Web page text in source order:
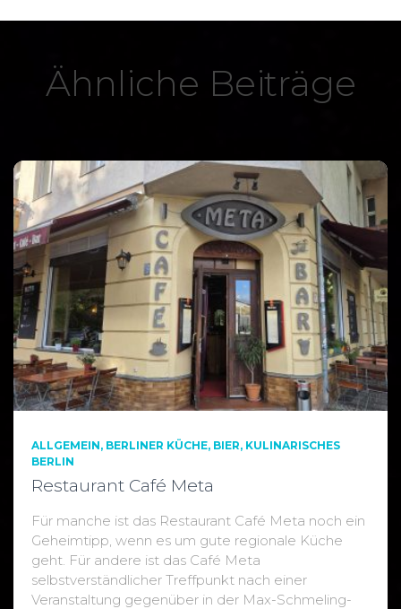
Ähnliche Beiträge
ALLGEMEIN BERLINER KÜCHE BIER KULINARISCHES
BERLIN
Restaurant Café Meta
Für manche ist das Restaurant Café Meta noch ein
Geheimtipp, wenn es um gute regionale Küche
geht. Für andere ist das Café Meta
selbstverständlicher Treffpunkt nach einer
Veranstaltung gegenüber in der Max-Schmeling-